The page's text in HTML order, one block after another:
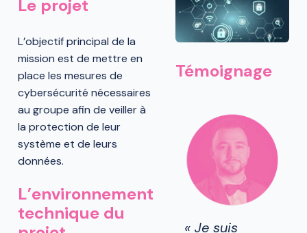
Le projet
L’objectif principal de la
mission est de mettre en
place les mesures de
cybersécurité nécessaires
au groupe afin de veiller à
la protection de leur
système et de leurs
données.
L’environnement
technique du
Témoignage
« Je suis